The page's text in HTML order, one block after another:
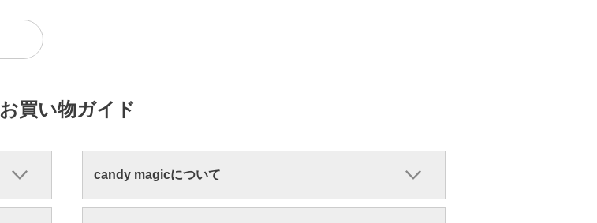
お買い物ガイド
candy magicについて